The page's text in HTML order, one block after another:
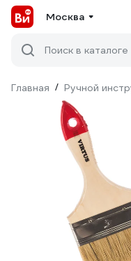
Москва
Поиск в каталоге
Главная / Ручной